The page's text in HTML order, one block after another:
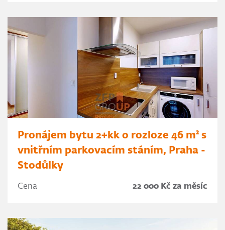
Pronájem bytu 2+kk o rozloze 46 m² s
vnitřním parkovacím stáním, Praha -
Stodůlky
Cena 22 000 Kč za měsíc